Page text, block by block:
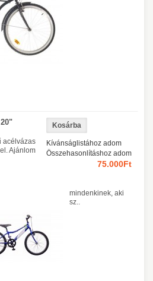
Kívánságlistához adom
Összehasonlításhoz adom
75.000Ft
acélvázas
Ajánlom
mindenkinek, aki
sz..